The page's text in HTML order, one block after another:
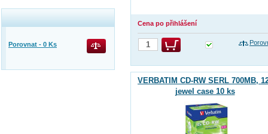
Cena po přihlášení
VERBATIM CD-RW SERL 700MB,
jewel case 10 ks
Porovnat - 0 Ks